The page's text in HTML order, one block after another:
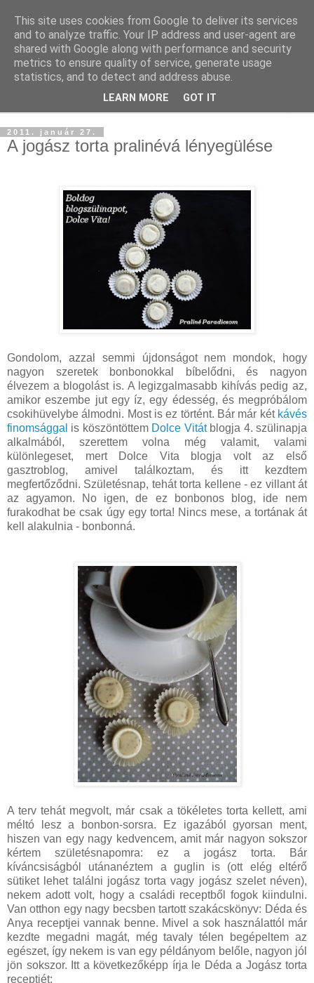
2011. január 27.
A jogász torta pralinévá lényegülése
Gondolom, azzal semmi újdonságot nem mondok, hogy
nagyon szeretek bonbonokkal bíbelődni, és nagyon
élvezem a blogolást is. A legizgalmasabb kihívás pedig az,
amikor eszembe jut egy íz, egy édesség, és megpróbálom
csokihüvelybe álmodni. Most is ez történt. Bár már két kávés
finomsággal is köszöntöttem Dolce Vitátblogja 4. szülinapja
alkalmából, szerettem volna még valamit, valami
különlegeset, mert Dolce Vita blogja volt az első
gasztroblog, amivel találkoztam, és itt kezdtem
megfertőződni. Születésnap, tehát torta kellene - ez villant át
az agyamon. No igen, de ez bonbonos blog, ide nem
furakodhat be csak úgy egy torta! Nincs mese, a tortának át
kell alakulnia - bonbonná.
A terv tehát megvolt, már csak a tökéletes torta kellett, ami
méltó lesz a bonbon-sorsra. Ez igazából gyorsan ment,
hiszen van egy nagy kedvencem, amit már nagyon sokszor
kértem születésnapomra: ez a jogász torta. Bár
kíváncsiságból utánanéztem a guglin is (ott elég eltérő
sütiket lehet találni jogász torta vagy jogász szelet néven),
nekem adott volt, hogy a családi receptből fogok kiindulni.
Van otthon egy nagy becsben tartott szakácskönyv: Déda és
Anya receptjei vannak benne. Mivel a sok használattól már
kezdte megadni magát, még tavaly télen begépeltem az
egészet, így nekem is van egy példányom belőle, nagyon jól
jön sokszor. Itt a következőképp írja le Déda a Jogász torta
receptjét:
This site uses cookies from Google to deliver its services
and to analyze traffic. Your IP address and user-agent are
shared with Google along with performance and security
metrics to ensure quality of service, generate usage
statistics, and to detect and address abuse.
LEARN MORE GOT IT